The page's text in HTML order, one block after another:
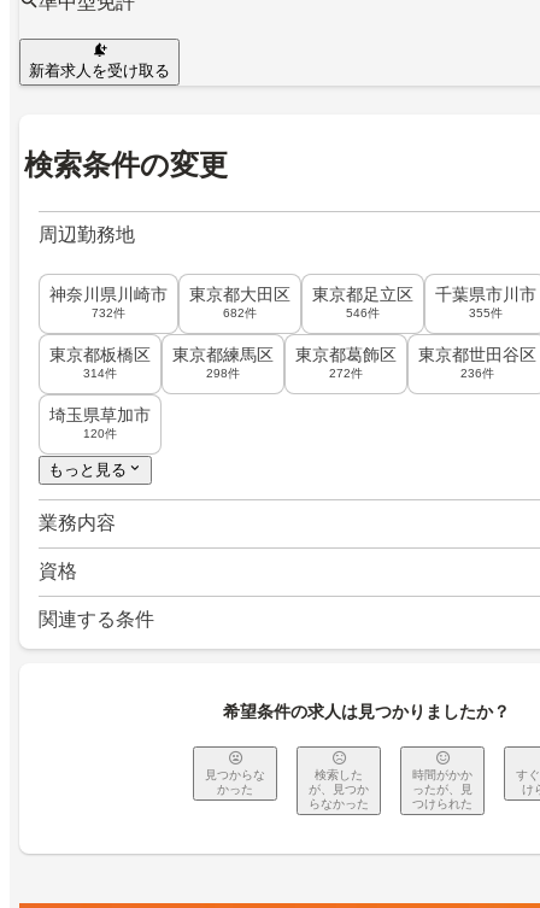
新着求人を受け取る
検索条件の変更
周辺勤務地
神奈川県川崎市
732件
東京都大田区
682件
東京都足立区
546件
千葉県市川市
355件
東京都板橋区
314件
東京都練馬区
298件
東京都葛飾区
272件
東京都世田谷区
236件
埼玉県草加市
120件
もっと見る
業務内容
資格
関連する条件
希望条件の求人は見つかりましたか？
見つからな
かった
検索した
が、見つか
らなかった
時間がかか
ったが、見
つけられた
す
け